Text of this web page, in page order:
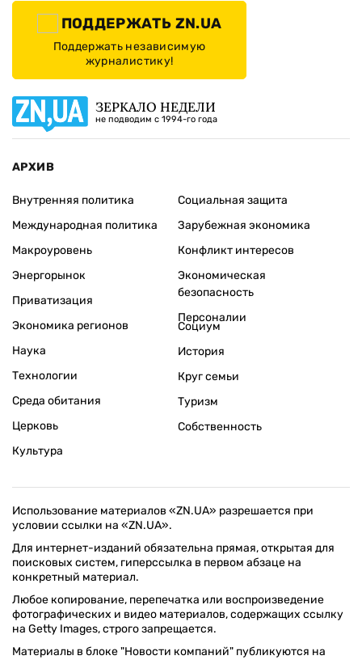
ПОДДЕРЖАТЬ ZN.UA
Поддержать независимую
журналистику!
ЗЕРКАЛО НЕДЕЛИ
не подводим с 1994-го года
АРХИВ
Внутренняя политика
Международная политика
Макроуровень
Энергорынок
Приватизация
Экономика регионов
Социальная защита
Зарубежная экономика
Конфликт интересов
Экономическая
безопасность
Персоналии
Наука
Технологии
Среда обитания
Церковь
Культура
Социум
История
Круг семьи
Туризм
Собственность
Использование материалов «ZN.UA» разрешается при
условии ссылки на «ZN.UA».
Для интернет-изданий обязательна прямая, открытая для
поисковых систем, гиперссылка в первом абзаце на
конкретный материал.
Любое копирование, перепечатка или воспроизведение
фотографических и видео материалов, содержащих ссылку
на Getty Images, строго запрещается.
Материалы в блоке "Новости компаний" публикуются на